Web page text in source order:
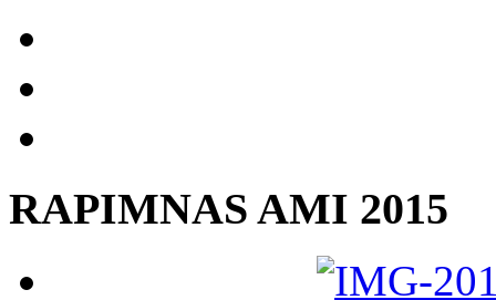
RAPIMNAS AMI 2015